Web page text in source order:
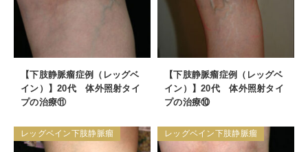
【下肢静脈瘤症例（レッグベ
イン）】20代 体外照射タイ
プの治療⑪
【下肢静脈瘤症例（レッグベ
イン）】20代 体外照射タイ
プの治療⑩
レッグベイン下肢静脈瘤 レッグベイン下肢静脈瘤